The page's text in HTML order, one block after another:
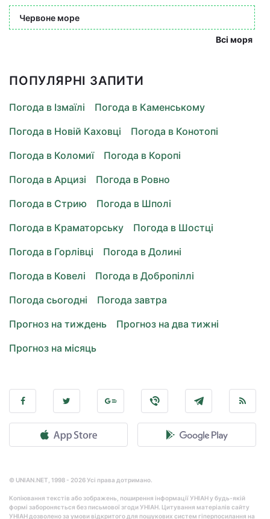
Червоне море
Всі моря
ПОПУЛЯРНІ ЗАПИТИ
Погода в Ізмаїлі
Погода в Каменському
Погода в Новій Каховці
Погода в Конотопі
Погода в Коломиї
Погода в Коропі
Погода в Арцизі
Погода в Ровно
Погода в Стрию
Погода в Шполі
Погода в Краматорську
Погода в Шостці
Погода в Горлівці
Погода в Долині
Погода в Ковелі
Погода в Добропіллі
Погода сьогодні
Погода завтра
Прогноз на тиждень
Прогноз на два тижні
Прогноз на місяць
© UNIAN.NET, 1998 - 2026 Усі права дотримано.
Копіювання текстів або зображень, поширення інформації УНІАН у будь-якій
формі забороняється без письмової згоди УНІАН. Цитування матеріалів сайту
УНІАН дозволено за умови відкритого для пошукових систем гіперпосилання на